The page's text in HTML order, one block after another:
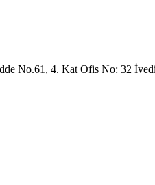
No.61, 4. Kat Ofis No: 32